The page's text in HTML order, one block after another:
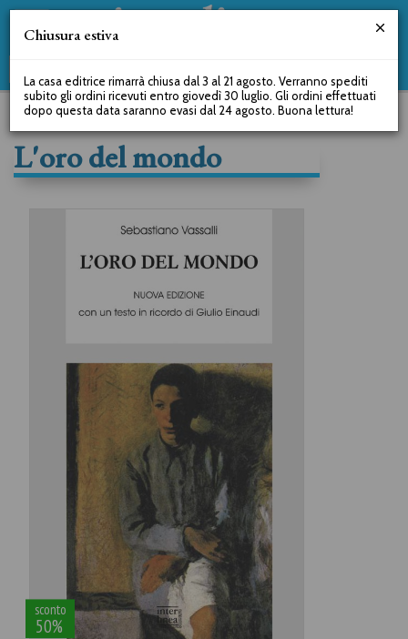
L'oro del mondo
sconto
50%
Chiusura estiva
La casa editrice rimarrà chiusa dal 3 al 21 agosto. Verranno spediti
subito gli ordini ricevuti entro giovedì 30 luglio. Gli ordini effettuati
dopo questa data saranno evasi dal 24 agosto. Buona lettura!